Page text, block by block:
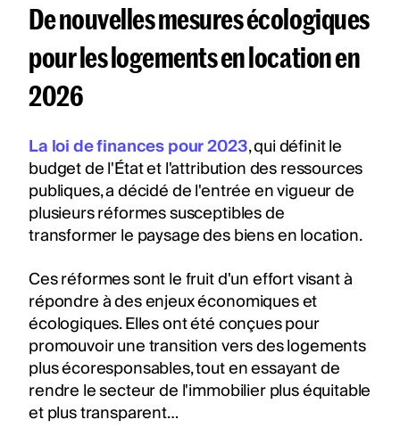
Denouvelles mesures écologiques
pour les logements en location en
2026
La loi de finances pour 2023, qui définit le
budget de l'État et l'attribution des ressources
publiques, a décidé de l'entrée en vigueur de
plusieurs réformes susceptibles de
transformer le paysage des biens en location.
Ces réformes sont le fruit d'un effort visant à
répondre à des enjeux économiques et
écologiques. Elles ont été conçues pour
promouvoir une transition vers des logements
plus écoresponsables, tout en essayant de
rendre le secteur de l'immobilier plus équitable
et plus transparent…